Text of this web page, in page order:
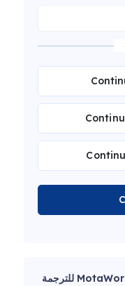
ترجمت هذه المقالة خاصية MotaWord Active للترجمة